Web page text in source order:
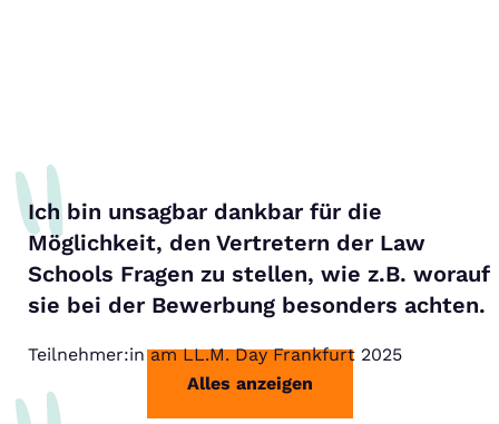
Alles anzeigen
Ich bin unsagbar dankbar für die
Möglichkeit, den Vertretern der Law
Schools Fragen zu stellen, wie z.B. worauf
sie bei der Bewerbung besonders achten.
Teilnehmer:in am LL.M. Day Frankfurt 2025